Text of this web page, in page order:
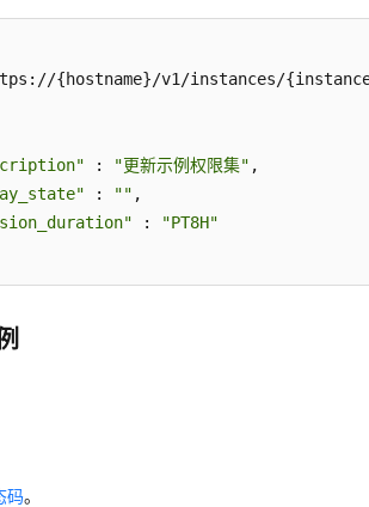
{hostname}/v1/instances/
: "更新示例权限集" ,
: "" ,
:
"PT8H"
码。